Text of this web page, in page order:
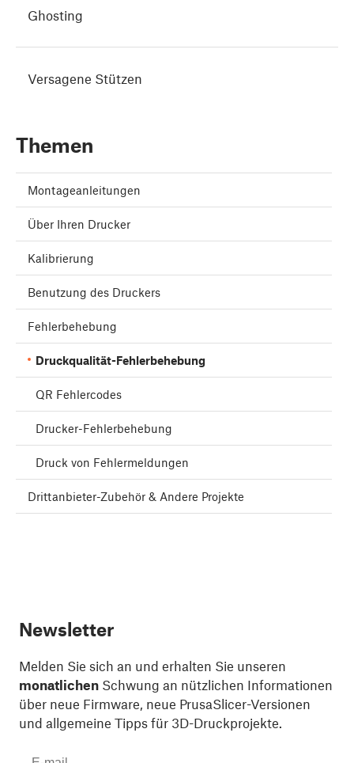
Ghosting
Versagene Stützen
Themen
Montageanleitungen
Über Ihren Drucker
Kalibrierung
Benutzung des Druckers
Fehlerbehebung
Druckqualität-Fehlerbehebung
QR Fehlercodes
Drucker-Fehlerbehebung
Druck von Fehlermeldungen
Drittanbieter-Zubehör & Andere Projekte
Newsletter
Melden Sie sich an und erhalten Sie unseren
monatlichen Schwung an nützlichen Informationen
über neue Firmware, neue PrusaSlicer-Versionen
und allgemeine Tipps für 3D-Druckprojekte.